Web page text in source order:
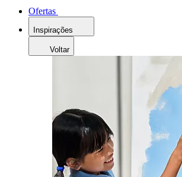
Ofertas
Inspirações
Voltar